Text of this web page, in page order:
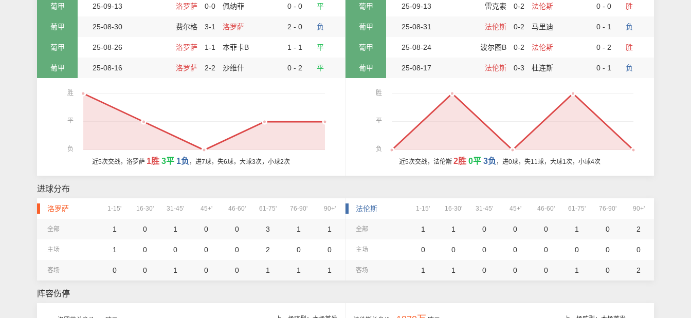
葡甲 25-09-13 洛罗萨 0-0 佩纳菲 0 - 0 平
葡甲 25-08-30 费尔格 3-1 洛罗萨 2 - 0 负
葡甲 25-08-26 洛罗萨 1-1 本菲卡B 1 - 1 平
葡甲 25-08-16 洛罗萨 2-2 沙维什 0 - 2 平
胜
平
负
近5次交战，洛罗萨 1胜 3平 1负 ，进7球，失6球，大球3次，小球2次
葡甲 25-09-13 雷克索 0-2 法伦斯 0 - 0 胜
葡甲 25-08-31 法伦斯 0-2 马里迪 0 - 1 负
葡甲 25-08-24 波尔图B 0-2 法伦斯 0 - 2 胜
葡甲 25-08-17 法伦斯 0-3 杜连斯 0 - 1 负
胜
平
负
近5次交战，法伦斯 2胜 0平 3负 ，进0球，失11球，大球1次，小球4次
进球分布
洛罗萨 1-15' 16-30' 31-45' 45+' 46-60' 61-75' 76-90' 90+'
全部 1 0 1 0 0 3 1 1
主场 1 0 0 0 0 2 0 0
客场 0 0 1 0 0 1 1 1
法伦斯 1-15' 16-30' 31-45' 45+' 46-60' 61-75' 76-90' 90+'
全部 1 1 0 0 0 1 0 2
主场 0 0 0 0 0 0 0 0
客场 1 1 0 0 0 1 0 2
阵容伤停